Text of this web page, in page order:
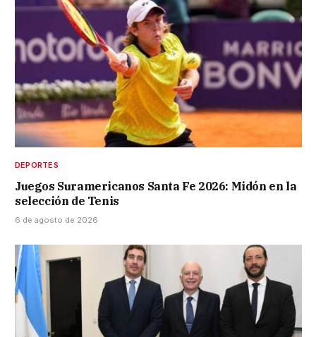
DEPORTES
Juegos Suramericanos Santa Fe 2026: Midón en la
selección de Tenis
6 de agosto de 2026